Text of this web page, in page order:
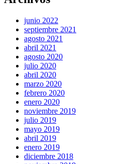
junio 2022
septiembre 2021
agosto 2021
abril 2021
agosto 2020
julio 2020
abril 2020
marzo 2020
febrero 2020
enero 2020
noviembre 2019
julio 2019
mayo 2019
abril 2019
enero 2019
diciembre 2018